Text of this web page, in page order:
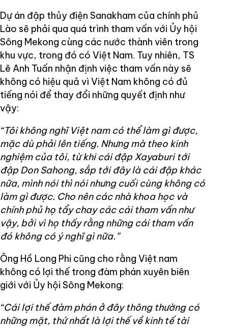
Dự án đập thủy điện Sanakham của chính phủ
Lào sẽ phải qua quá trình tham vấn với Ủy hội
Sông Mekong cùng các nước thành viên trong
khu vực, trong đó có Việt Nam. Tuy nhiên, TS
Lê Anh Tuấn nhận định việc tham vấn này sẽ
không có hiệu quả vì Việt Nam không có đủ
tiếng nói để thay đổi những quyết định như
vậy:
“Tôi không nghĩ Việt nam có thể làm gì được,
mặc dù phải lên tiếng. Nhưng mà theo kinh
nghiệm của tôi, từ khi cái đập Xayaburi tới
đập Don Sahong, sắp tới đây là cái đập khác
nữa, mình nói thì nói nhưng cuối cùng không có
làm gì được. Cho nên các nhà khoa học và
chính phủ họ tẩy chay các cái tham vấn như
vậy, bởi vì họ thấy rằng những cái tham vấn
đó không có ý nghĩ gì nữa.”
Ông Hồ Long Phi cũng cho rằng Việt nam
không có lợi thế trong đàm phán xuyên biên
giới với Ủy hội Sông Mekong:
“Cái lợi thế đàm phán ở đây thông thường có
những mặt, thứ nhất là lợi thế về kinh tế tài